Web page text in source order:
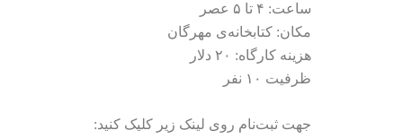
ساعت: ۴ تا ۵ عصر
مکان: کتابخانه‌ی مهرگان
هزینه کارگاه: ۲۰ دلار
ظرفیت ۱۰ نفر
جهت ثبت‌نام روی لینک زیر کلیک کنید: